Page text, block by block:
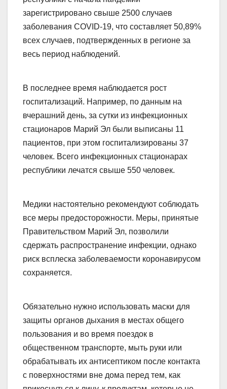
зарегистрировано свыше 2500 случаев
заболевания COVID-19, что составляет 50,89%
всех случаев, подтвержденных в регионе за
весь период наблюдений.
В последнее время наблюдается рост
госпитализаций. Например, по данным на
вчерашний день, за сутки из инфекционных
стационаров Марий Эл были выписаны 11
пациентов, при этом госпитализированы 37
человек. Всего инфекционных стационарах
республики лечатся свыше 550 человек.
Медики настоятельно рекомендуют соблюдать
все меры предосторожности. Меры, принятые
Правительством Марий Эл, позволили
сдержать распространение инфекции, однако
риск всплеска заболеваемости коронавирусом
сохраняется.
Обязательно нужно использовать маски для
защиты органов дыхания в местах общего
пользования и во время поездок в
общественном транспорте, мыть руки или
обрабатывать их антисептиком после контакта
с поверхностями вне дома перед тем, как